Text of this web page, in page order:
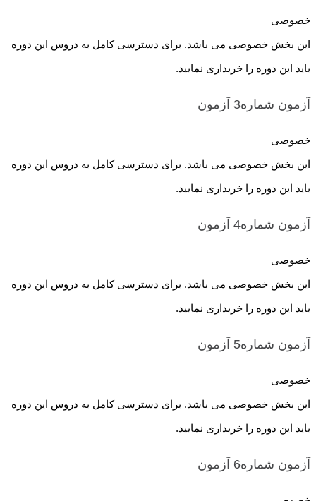
خصوصی
این بخش خصوصی می باشد. برای دسترسی کامل به دروس این دوره
باید این دوره را خریداری نمایید.
آزمون شماره3 آزمون
خصوصی
این بخش خصوصی می باشد. برای دسترسی کامل به دروس این دوره
باید این دوره را خریداری نمایید.
آزمون شماره4 آزمون
خصوصی
این بخش خصوصی می باشد. برای دسترسی کامل به دروس این دوره
باید این دوره را خریداری نمایید.
آزمون شماره5 آزمون
خصوصی
این بخش خصوصی می باشد. برای دسترسی کامل به دروس این دوره
باید این دوره را خریداری نمایید.
آزمون شماره6 آزمون